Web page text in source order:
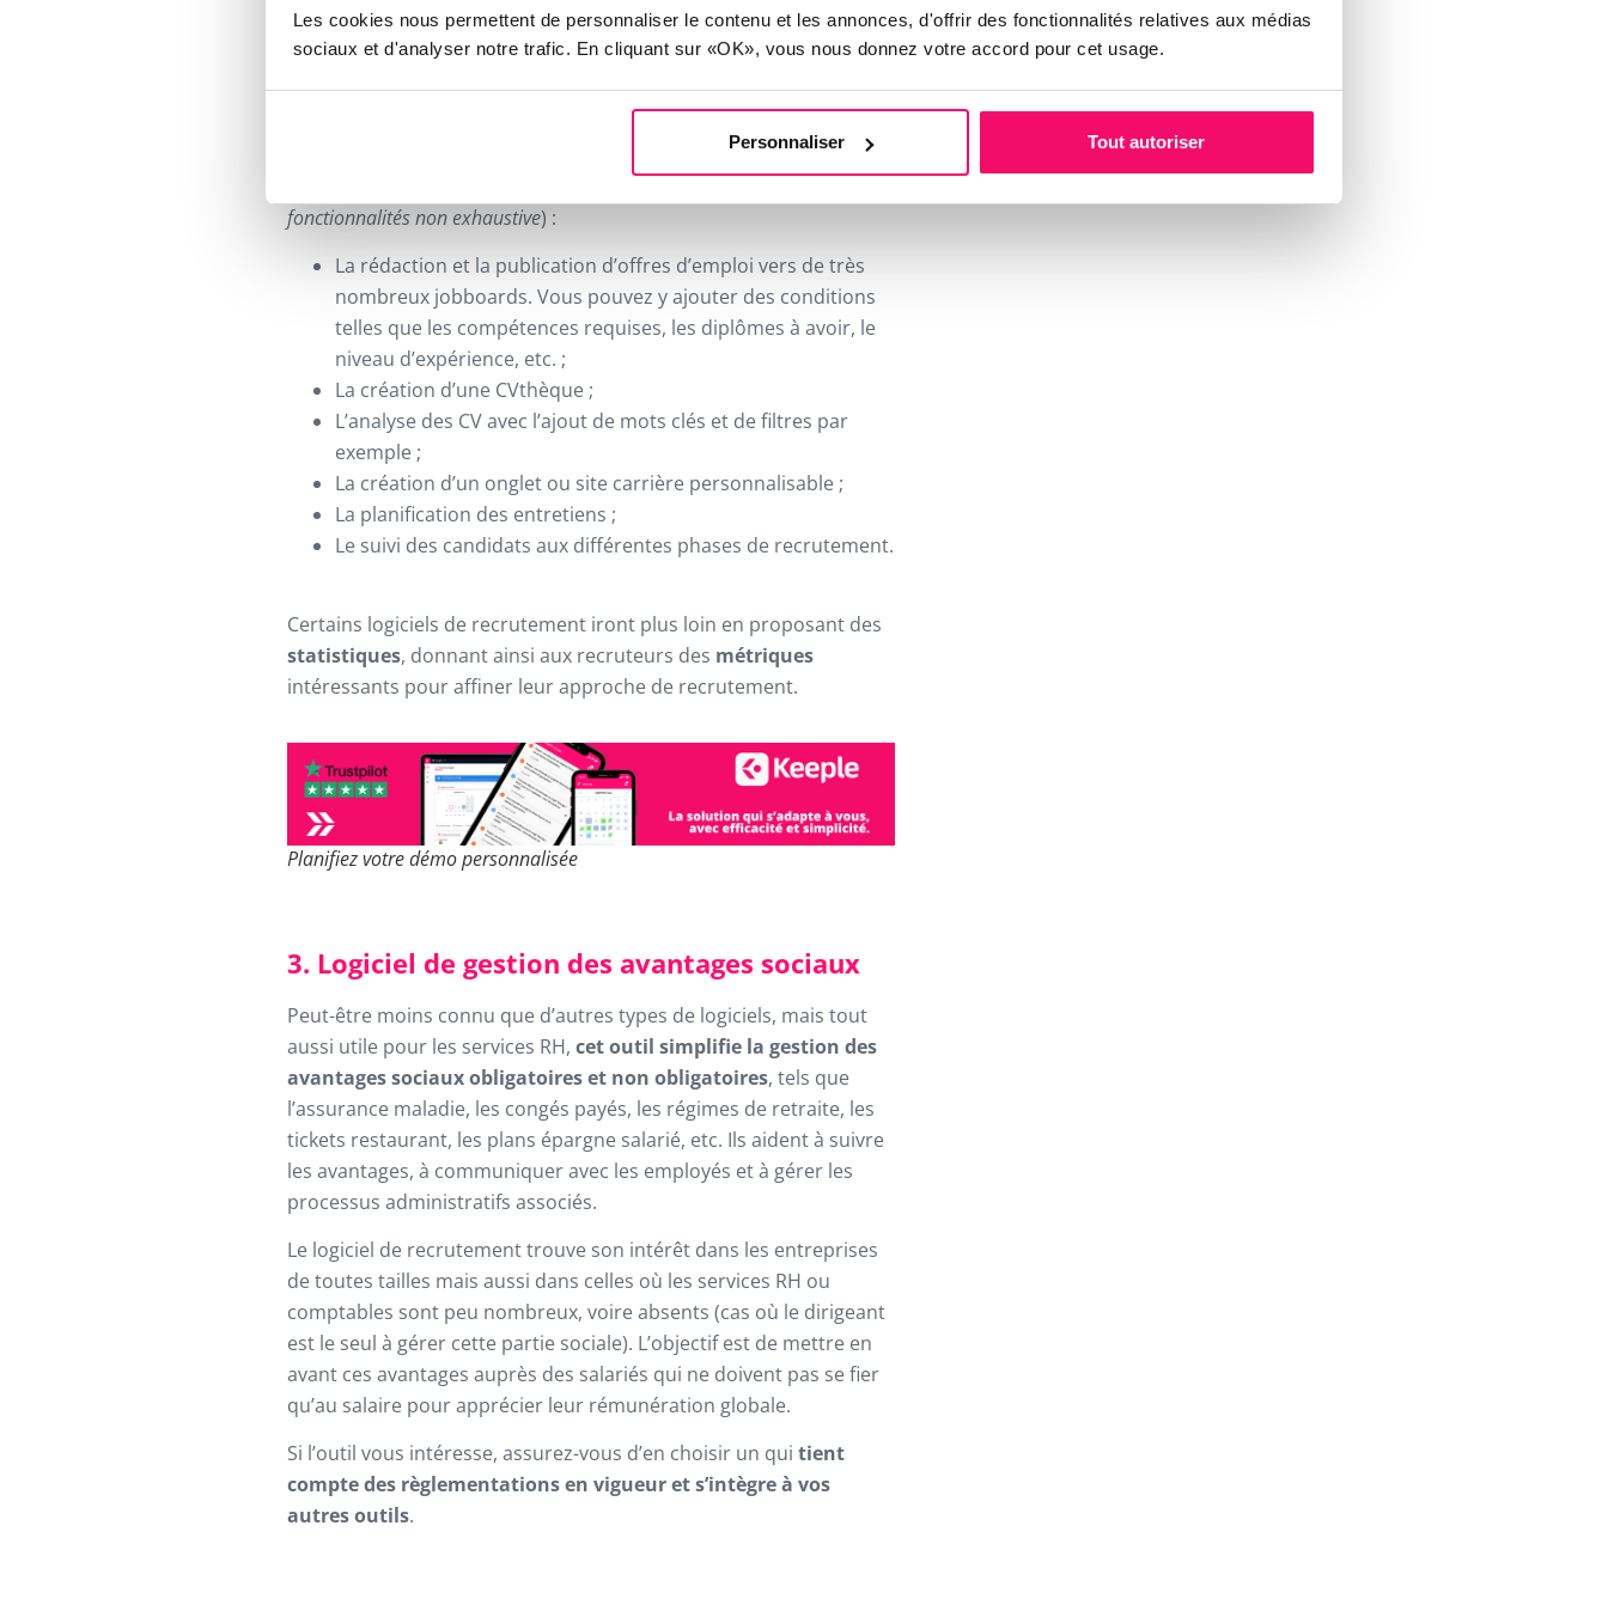
Les cookies nous permettent de personnaliser le contenu et les annonces, d'offrir des fonctionnalités relatives aux médias
sociaux et d'analyser notre trafic. En cliquant sur «OK», vous nous donnez votre accord pour cet usage.
Personnaliser Tout autoriser
2. Logiciel de recrutement
Dans les entreprises qui recrutent massivement et qui voient
arriver des milliers de CV par semaine, le logiciel de recrutement
Il dématérialise tout le
fonctionnalités non exhaustive) :
La rédaction et la publication d’offres d’emploi vers de très
nombreux jobboards. Vous pouvez y ajouter des conditions
telles que les compétences requises, les diplômes à avoir, le
niveau d’expérience, etc. ;
La création d’une CVthèque ;
L’analyse des CV avec l’ajout de mots clés et de filtres par
exemple ;
La création d’un onglet ou site carrière personnalisable ;
La planification des entretiens ;
Le suivi des candidats aux différentes phases de recrutement.
Certains logiciels de recrutement iront plus loin en proposant des
statistiques, donnant ainsi aux recruteurs des métriques
intéressants pour affiner leur approche de recrutement.
Planifiez votre démo personnalisée
3. Logiciel de gestion des avantages sociaux
Peut-être moins connu que d’autres types de logiciels, mais tout
aussi utile pour les services RH, cet outil simplifie la gestion des
avantages sociaux obligatoires et non obligatoires, tels que
l’assurance maladie, les congés payés, les régimes de retraite, les
tickets restaurant, les plans épargne salarié, etc. Ils aident à suivre
les avantages, à communiquer avec les employés et à gérer les
processus administratifs associés.
Le logiciel de recrutement trouve son intérêt dans les entreprises
de toutes tailles mais aussi dans celles où les services RH ou
comptables sont peu nombreux, voire absents (cas où le dirigeant
est le seul à gérer cette partie sociale). L’objectif est de mettre en
avant ces avantages auprès des salariés qui ne doivent pas se fier
qu’au salaire pour apprécier leur rémunération globale.
Si l’outil vous intéresse, assurez-vous d’en choisir un qui tient
compte des règlementations en vigueur et s’intègre à vos
autres outils.